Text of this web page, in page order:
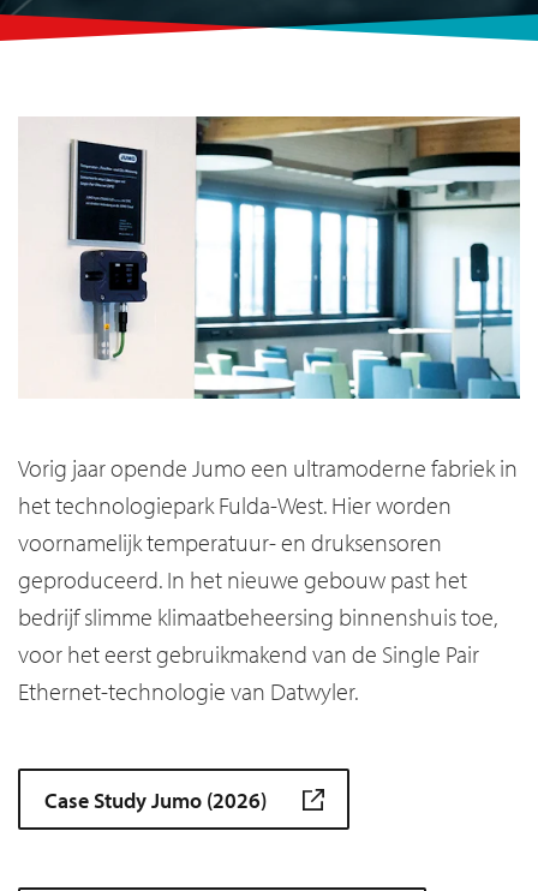
Vorig jaar opende Jumo een ultramoderne fabriek in
het technologiepark Fulda-West. Hier worden
voornamelijk temperatuur- en druksensoren
geproduceerd. In het nieuwe gebouw past het
bedrijf slimme klimaatbeheersing binnenshuis toe,
voor het eerst gebruikmakend van de Single Pair
Ethernet-technologie van Datwyler.
Case Study Jumo (2026)